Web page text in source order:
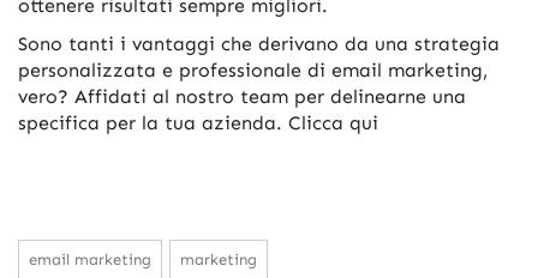
ottenere risultati sempre migliori.
Sono tanti i vantaggi che derivano da una strategia
personalizzata e professionale di email marketing,
vero? Affidati al nostro team per delinearne una
specifica per la tua azienda. Clicca qui
email marketing marketing